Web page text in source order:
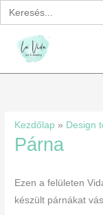
Search
for:
Skip
to
content
Kezdőlap » Design
Párna
Ezen a felületen
készült párnákat